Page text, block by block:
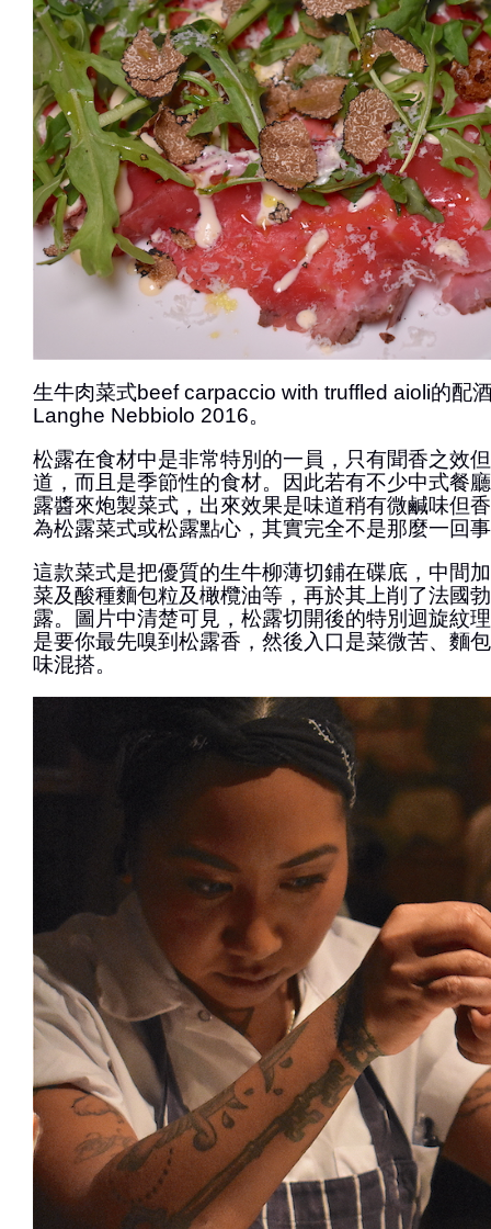
生牛肉菜式beef carpaccio with truffled aioli的配
Langhe Nebbiolo 2016。
松露在食材中是非常特別的一員，只有聞香之效
道，而且是季節性的食材。因此若有不少中式餐
露醬來炮製菜式，出來效果是味道稍有微鹹味但
為松露菜式或松露點心，其實完全不是那麼一回
這款菜式是把優質的生牛柳薄切鋪在碟底，中間
菜及酸種麵包粒及橄欖油等，再於其上削了法國
露。圖片中清楚可見，松露切開後的特別迴旋紋
是要你最先嗅到松露香，然後入口是菜微苦、麵
味混搭。